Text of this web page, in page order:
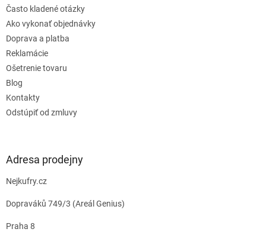
Často kladené otázky
Ako vykonať objednávky
Doprava a platba
Reklamácie
Ošetrenie tovaru
Blog
Kontakty
Odstúpiť od zmluvy
Adresa prodejny
Nejkufry.cz
Dopraváků 749/3 (Areál Genius)
Praha 8